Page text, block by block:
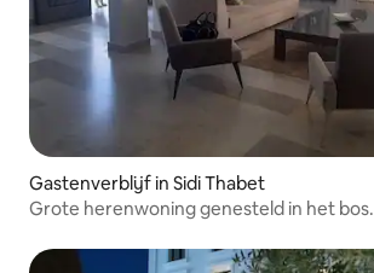
Gastenverblijf in Sidi Thabet
Grote herenwoning genesteld in het bos.